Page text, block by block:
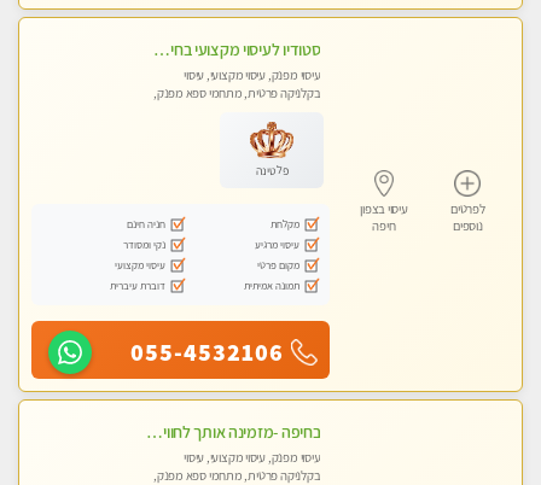
לפרטים
נוספים
עיסוי בצפון
חיפה
סטודיו לעיסוי מקצועי בחיפה, מרכז הכרמל, מפואר, נקי ויוקרתי. במקום מבחר מעסות מנוסות לכל סוגי העיסויים.
עיסוי מפנק, עיסוי מקצועי, עיסוי
בקלניקה פרטית, מתחמי ספא מפנק,
פלטינה
מקלחת
חניה חינם
עיסוי מרגיע
נקי ומסודר
מקום פרטי
עיסוי מקצועי
תמונה אמיתית
דוברת עיברית
055-4532106
בחיפה -מזמינה אותך לחוויית עיסוי מפנקת בקליניקה פרטית מקצועי בלבד באווירה נעימה ושקטה- ללא מין !!!
עיסוי מפנק, עיסוי מקצועי, עיסוי
בקלניקה פרטית, מתחמי ספא מפנק,